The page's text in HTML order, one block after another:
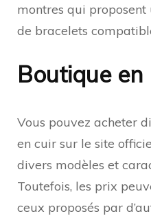
montres qui proposent
de bracelets
Boutique
Vous pouvez acheter
en cuir sur le site
divers modèles et
Toutefois, les prix
ceux proposés par